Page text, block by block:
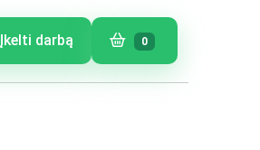
Įkelti darbą 0